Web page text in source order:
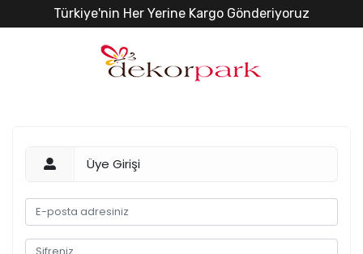
Türkiye'nin Her Yerine Kargo Gönderiyoruz
Üye Girişi